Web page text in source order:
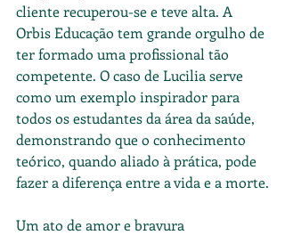
cliente recuperou-se e teve alta. A
Orbis Educação tem grande orgulho de
ter formado uma profissional tão
competente. O caso de Lucilia serve
como um exemplo inspirador para
todos os estudantes da área da saúde,
demonstrando que o conhecimento
teórico, quando aliado à prática, pode
fazer a diferença entre a vida e a morte.
Um ato de amor e bravura